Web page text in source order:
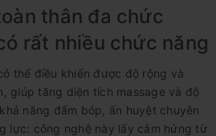
thân đa chức
rất nhiều chức năng
thể điều khiển được độ rộng và
giúp tăng diện tích massage và độ
năng đấm bóp, ấn huyệt chuyên
lực: công nghệ này lấy cảm hứng từ